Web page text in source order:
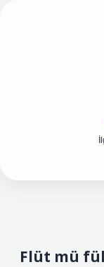
Flüt mü